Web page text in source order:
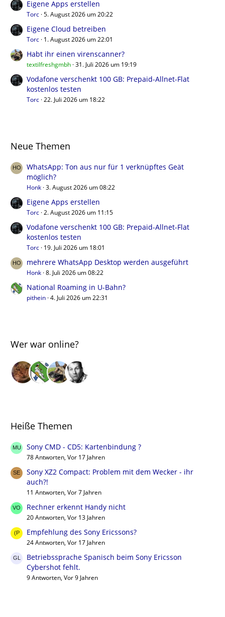
Eigene Apps erstellen
Torc 5. August 2026 um 20:22
Eigene Cloud betreiben
Torc 1. August 2026 um 22:01
Habt ihr einen virenscanner?
textilfreshgmbh 31. Juli 2026 um 19:19
Vodafone verschenkt 100 GB: Prepaid-Allnet-Flat
kostenlos testen
Torc 22. Juli 2026 um 18:22
Neue Themen
WhatsApp: Ton aus nur für 1 verknüpftes Geät
möglich?
Honk 3. August 2026 um 08:22
Eigene Apps erstellen
Torc 2. August 2026 um 11:15
Vodafone verschenkt 100 GB: Prepaid-Allnet-Flat
kostenlos testen
Torc 19. Juli 2026 um 18:01
mehrere WhatsApp Desktop werden ausgeführt
Honk 8. Juli 2026 um 08:22
National Roaming in U-Bahn?
pithein 4. Juli 2026 um 22:31
Wer war online?
Heiße Themen
Sony CMD - CD5: Kartenbindung ?
78 Antworten, Vor 17 Jahren
Sony XZ2 Compact: Problem mit dem Wecker - ihr
auch?!
11 Antworten, Vor 7 Jahren
Rechner erkennt Handy nicht
20 Antworten, Vor 13 Jahren
Empfehlung des Sony Ericssons?
24 Antworten, Vor 17 Jahren
Betriebssprache Spanisch beim Sony Ericsson
Cybershot fehlt.
9 Antworten, Vor 9 Jahren